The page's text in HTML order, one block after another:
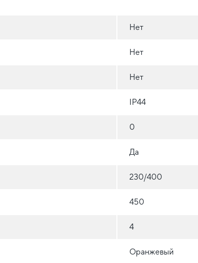
Нет
Нет
Нет
IP44
0
Да
230/400
450
4
Оранжевый